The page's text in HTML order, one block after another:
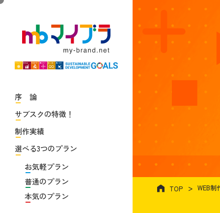
序 論
サブスクの特徴！
制作実績
選べる3つのプラン
お気軽プラン
普通のプラン
本気のプラン
TOP WEB制